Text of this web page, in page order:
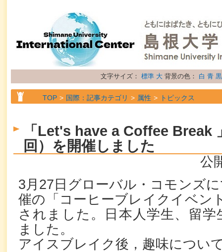
文字サイズ： 標準 大 背景の色： 白 青 黒
TOP 国際：記事カテゴリ 属性 トピックス
「Let's have a Coffee Break
回）を開催しました
公
3月27日グローバル・コモンズ
催の「コーヒーブレイクイベン
されました。日本人学生、留
ました。
アイスブレイク後，趣味につい